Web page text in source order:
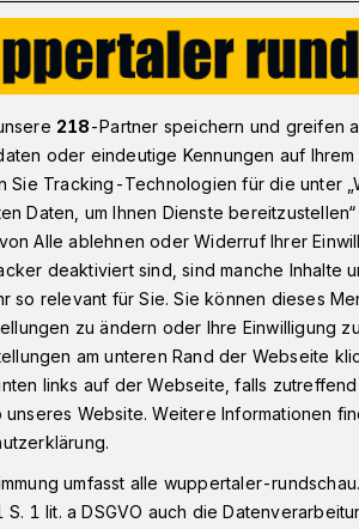
Frau
einer Frau
Historiker Klaus
aktiv geworden: Diesmal
von Sabine Diesterweg (1793
Adolph Diesterweg
218-Partner speichern und greifen
oder eindeutige Kennungen auf Ihrem
Sie Tracking-Technologien für die unter
Daten, um Ihnen Dienste
Alle ablehnen oder Widerruf Ihrer
deaktiviert sind, sind manche Inhalte
so relevant für Sie. Sie können dieses
zu ändern oder Ihre Einwilligung
am unteren Rand der Webseite
links auf der Webseite, falls
unseres Website. Weitere Informationen
umfasst alle wuppertaler-
S. 1 lit. a DSGVO auch die